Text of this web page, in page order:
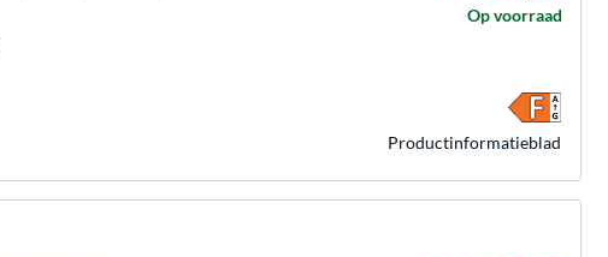
Op voorraad
Product­informatieblad